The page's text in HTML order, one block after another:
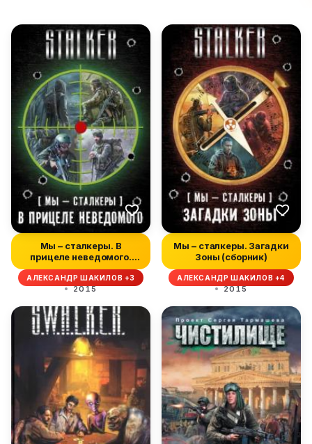
Мы – сталкеры. В
прицеле неведомого.
Авторский сбо...
АЛЕКСАНДР ШАКИЛОВ +3
2015
Мы – сталкеры. Загадки
Зоны (сборник)
АЛЕКСАНДР ШАКИЛОВ +4
2015